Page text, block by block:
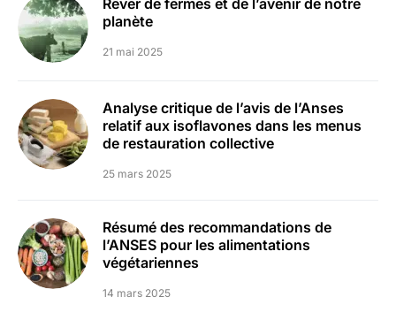
planète
21 mai 2025
Analyse critique de l’avis de l’Anses
relatif aux isoflavones dans les menus
de restauration collective
25 mars 2025
Résumé des recommandations de
l’ANSES pour les alimentations
végétariennes
14 mars 2025